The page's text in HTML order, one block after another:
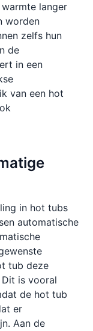
langer
worden
zelfs hun
de
in een
van een hot
in hot tubs
automatische
tub deze
is vooral
de hot tub
er
Aan de